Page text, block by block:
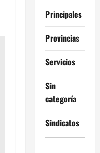
Principales
Provincias
Servicios
Sin
categoría
Sindicatos